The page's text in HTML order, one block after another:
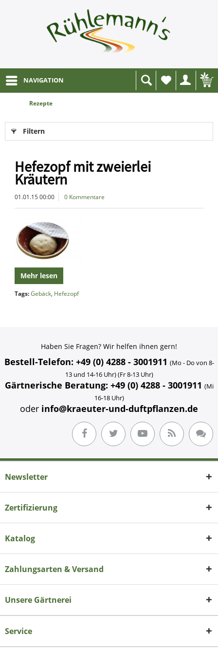
NAVIGATION
Wunschliste
Rezepte
Filtern
Hefezopf mit zweierlei
Kräutern
01.01.15 00:00 0 Kommentare
Mehr lesen
Tags:Gebäck, Hefezopf
Haben Sie Fragen? Wir helfen ihnen gern!
Bestell-Telefon: +49 (0) 4288 - 3001911 (Mo - Do von 8-
13 und 14-16 Uhr) (Fr 8-13 Uhr)
Gärtnerische Beratung: +49 (0) 4288 - 3001911 (Mi
16-18 Uhr)
oder info@kraeuter-und-duftpflanzen.de
Newsletter
Zertifizierung
Katalog
Zahlungsarten & Versand
Unsere Gärtnerei
Service